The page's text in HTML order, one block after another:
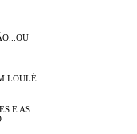
LOULÉ
E AS